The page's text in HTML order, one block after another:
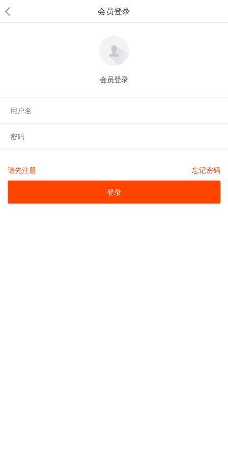
会员登录
会员登录
请先注册 忘记密码
登录